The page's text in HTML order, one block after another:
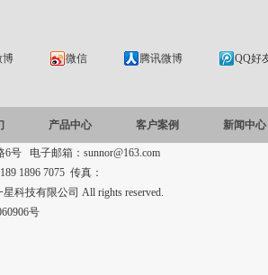
博 微信 腾讯微博 QQ好
产品中心 客户案例 新闻中心
号 电子邮箱：sunnor@163.com
1896 7075 传真：
科技有限公司 All rights reserved.
号